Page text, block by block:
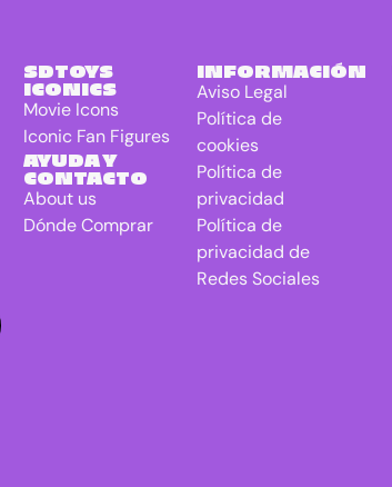
SDTOYS
ICONICS
Movie Icons
Iconic Fan Figures
AYUDA Y
CONTACTO
About us
Dónde Comprar
INFORMACIÓN
Aviso Legal
Política de
cookies
Política de
privacidad
Política de
privacidad de
Redes Sociales